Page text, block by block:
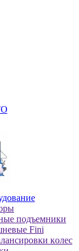
пoдъeмники
Fini
кoлec